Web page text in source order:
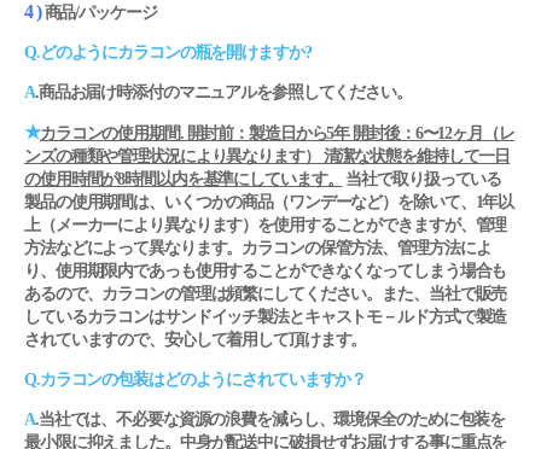
4 )商品/パッケージ
Q.どのようにカラコンの瓶を開けますか?
A.商品お届け時添付のマニュアルを参照してください。
★カラコンの使用期間. 開封前：製造日から5年 開封後：6〜12ヶ月（レ
ンズの種類や管理状況により異なります） 清潔な状態を維持して一日
の使用時間が8時間以内を基準にしています。
当社で取り扱っている
製品の使用期間は、いくつかの商品（ワンデーなど）を除いて、1年以
上（メーカーにより異なります）を使用することができますが、管理
方法などによって異なります。カラコンの保管方法、管理方法によ
り、使用期限内であっも使用することができなくなってしまう場合も
あるので、カラコンの管理は頻繁にしてください。また、当社で販売
しているカラコンはサンドイッチ製法とキャストモ－ルド方式で製造
されていますので、安心して着用して頂けます。
Q.カラコンの包装はどのようにされていますか？
A.当社では、不必要な資源の浪費を減らし、環境保全のために包装を
最小限に抑えました。中身が配送中に破損せずお届けする事に重点を